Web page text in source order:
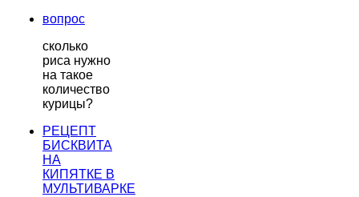
вопрос
сколько
риса нужно
на такое
количество
курицы?
РЕЦЕПТ
БИСКВИТА
НА
КИПЯТКЕ В
МУЛЬТИВАРКЕ